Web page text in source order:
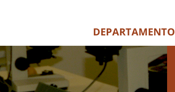
DEPARTAMENTO